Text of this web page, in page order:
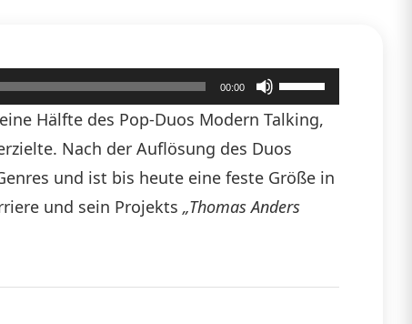
00:00
Pfeiltasten
Hoch/Runter
um
die
regeln.
Hälfte des Pop-Duos Modern Talking,
Nach der Auflösung des Duos
und ist bis heute eine feste Größe in
und sein Projekts „Thomas Anders